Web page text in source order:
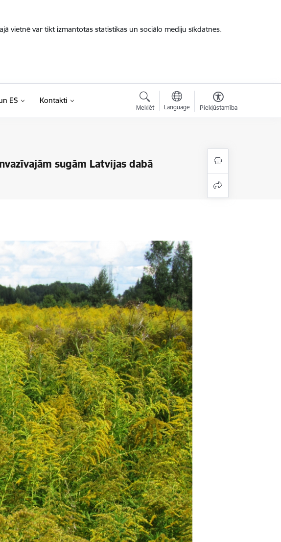
vietnē var tikt izmantotas statistikas un sociālo mediju sīkdatnes.
ES Kontakti
Meklēt Language Piekļūstamība
sugām Latvijas dabā